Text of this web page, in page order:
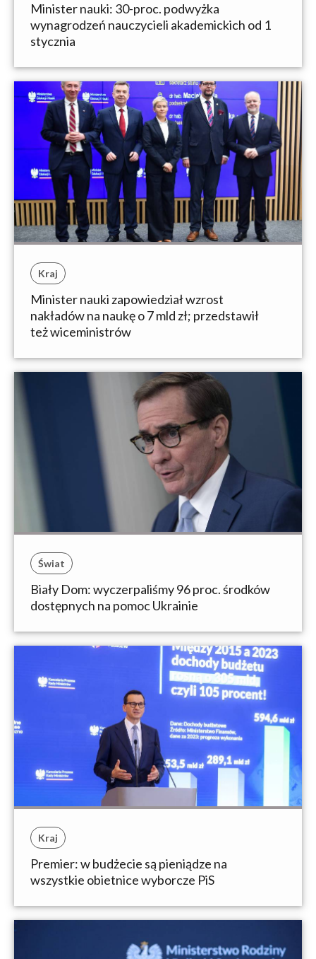
Minister nauki: 30-proc. podwyżka
wynagrodzeń nauczycieli akademickich od 1
stycznia
Kraj
Minister nauki zapowiedział wzrost
nakładów na naukę o 7 mld zł; przedstawił
też wiceministrów
Świat
Biały Dom: wyczerpaliśmy 96 proc. środków
dostępnych na pomoc Ukrainie
Kraj
Premier: w budżecie są pieniądze na
wszystkie obietnice wyborcze PiS